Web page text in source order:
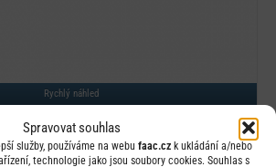
Spravovat souhlas
služby, používáme na webu faac.cz k ukládání a/nebo
technologie jako jsou soubory cookies. Souhlas s
Rychlý náhled
Úchyt pro 391